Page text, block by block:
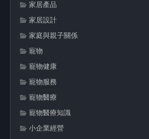
家居產品
家居設計
家庭與親子關係
寵物
寵物健康
寵物服務
寵物醫療
寵物醫療知識
小企業經營